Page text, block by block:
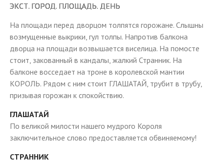
ЭКСТ. ГОРОД. ПЛОЩАДЬ. ДЕНЬ
На площади перед дворцом толпятся горожане. Слышны
возмущенные выкрики, гул толпы. Напротив балкона
дворца на площади возвышается виселица. На помосте
стоит, закованный в кандалы, жалкий Странник. На
балконе восседает на троне в королевской мантии
КОРОЛЬ. Рядом с ним стоит ГЛАШАТАЙ, трубит в трубу,
призывая горожан к спокойствию.
ГЛАШАТАЙ
По великой милости нашего мудрого Короля
заключительное слово предоставляется обвиняемому!
СТРАННИК